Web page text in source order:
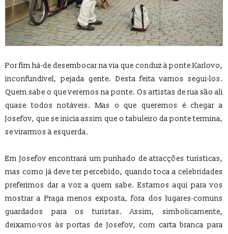
Por fim há-de desembocar na via que conduz à ponte Karlovo,
inconfundível, pejada gente. Desta feita vamos segui-los.
Quem sabe o que veremos na ponte. Os artistas de rua são ali
quase todos notáveis. Mas o que queremos é chegar a
Josefov, que se inicia assim que o tabuleiro da ponte termina,
se virarmos à esquerda.
Em Josefov encontrará um punhado de atracções turísticas,
mas como já deve ter percebido, quando toca a celebridades
preferimos dar a voz a quem sabe. Estamos aqui para vos
mostrar a Praga menos exposta, fora dos lugares-comuns
guardados para os turistas. Assim, simbolicamente,
deixamo-vos às portas de Josefov, com carta branca para